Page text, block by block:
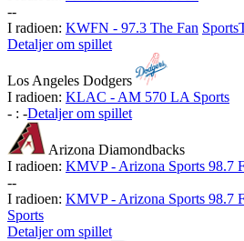
--
I radioen: KWFN - 97.3 The Fan
Detaljer om spillet
Los Angeles Dodgers
I radioen: KLAC - AM 570 LA Sports
- : -Detaljer om spillet
Arizona Diamondbacks
I radioen: KMVP - Arizona Sports 98.7
--
I radioen: KMVP - Arizona Sports 98.7
Sports
Detaljer om spillet